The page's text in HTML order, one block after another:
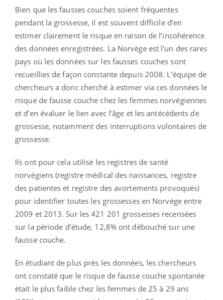
Bien que les fausses couches soient fréquentes
pendant la grossesse, il est souvent difficile d’en
estimer clairement le risque en raison de l’incohérence
des données enregistrées. La Norvège est l'un des rares
pays où les données sur les fausses couches sont
recueillies de façon constante depuis 2008. L’équipe de
chercheurs a donc cherché à estimer via ces données le
risque de fausse couche chez les femmes norvégiennes
et d’en évaluer le lien avec l’âge et les antécédents de
grossesse, notamment des interruptions volontaires de
grossesse.
Ils ont pour cela utilisé les registres de santé
norvégiens (registre médical des naissances, registre
des patientes et registre des avortements provoqués)
pour identifier toutes les grossesses en Norvège entre
2009 et 2013. Sur les 421 201 grossesses recensées
sur la période d’étude, 12,8% ont débouché sur une
fausse couche.
En étudiant de plus près les données, les chercheurs
ont constaté que le risque de fausse couche spontanée
était le plus faible chez les femmes de 25 à 29 ans